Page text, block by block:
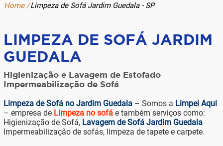
Home /Limpeza de Sofá Jardim Guedala - SP
LIMPEZA DE SOFÁ JARDIM
GUEDALA
Higienização e Lavagem de Estofado
Impermeabilização de Sofá
Limpeza de Sofá no Jardim Guedala– Somos a Limpei Aqui
– empresa de Limpeza no sofáe também serviços como:
Higienização de Sofá, Lavagem de Sofá Jardim Guedala
Impermeabilização de sofás, limpeza de tapete e carpete.